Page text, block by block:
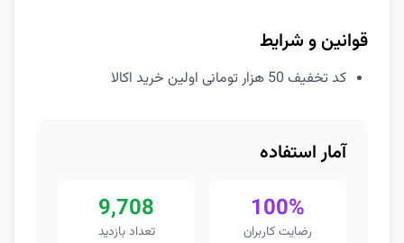
قوانین و شرایط
کد تخفیف 50 هزار تومانی اولین خرید اکالا
آمار استفاده
100%
رضایت کاربران
9,708
تعداد بازدید